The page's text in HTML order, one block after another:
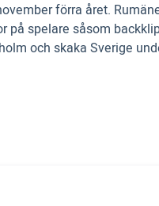
förra året.
spelare såsom
och skaka Sverige